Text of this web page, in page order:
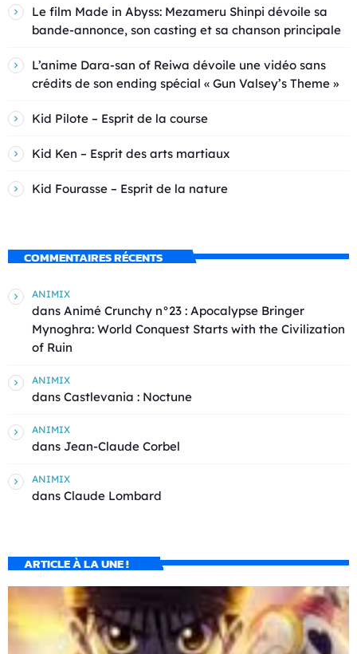
Le film Made in Abyss: Mezameru Shinpi dévoile sa
bande-annonce, son casting et sa chanson principale
L’anime Dara-san of Reiwa dévoile une vidéo sans
crédits de son ending spécial « Gun Valsey’s Theme »
Kid Pilote – Esprit de la course
Kid Ken – Esprit des arts martiaux
Kid Fourasse – Esprit de la nature
COMMENTAIRES RÉCENTS
ANIMIX
dans Animé Crunchy n°23 : Apocalypse Bringer
Mynoghra: World Conquest Starts with the Civilization
of Ruin
ANIMIX
dans Castlevania : Noctune
ANIMIX
dans Jean-Claude Corbel
ANIMIX
dans Claude Lombard
ARTICLE À LA UNE !